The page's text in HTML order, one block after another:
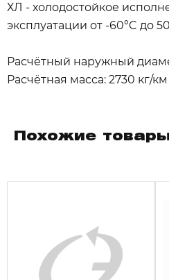
ХЛ - холодостойкое
эксплуатации от -60°C до
Расчётный наружный
Расчётная масса: 2730 кг/км
Похожие товары